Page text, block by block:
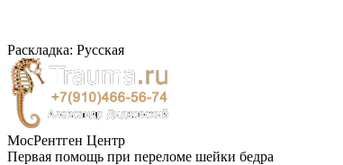
Раскладка: Русская
МосРентген Центр
Первая помощь при переломе шейки бедра